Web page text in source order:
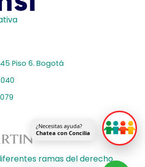
Piso 6. Bogotá
ramas del derecho.
¿Necesitas ayuda?
Chatea con Concilia